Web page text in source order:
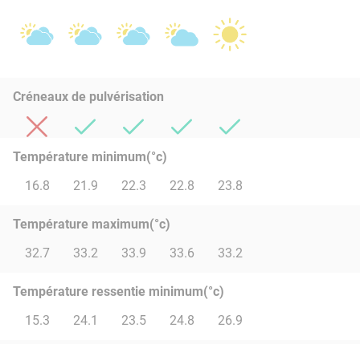
Créneaux de pulvérisation
Température minimum(°c)
16.8
21.9 22.3 22.8 23.8
Température maximum(°c)
32.7
33.2 33.9 33.6 33.2
Température ressentie minimum(°c)
15.3
24.1 23.5 24.8 26.9